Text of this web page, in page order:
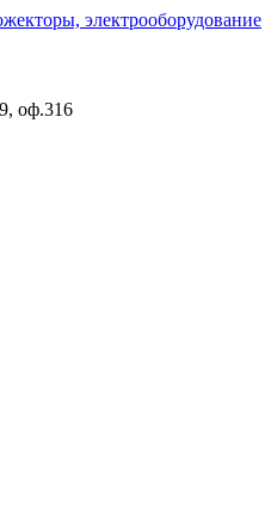
электрооборудование
оф.316